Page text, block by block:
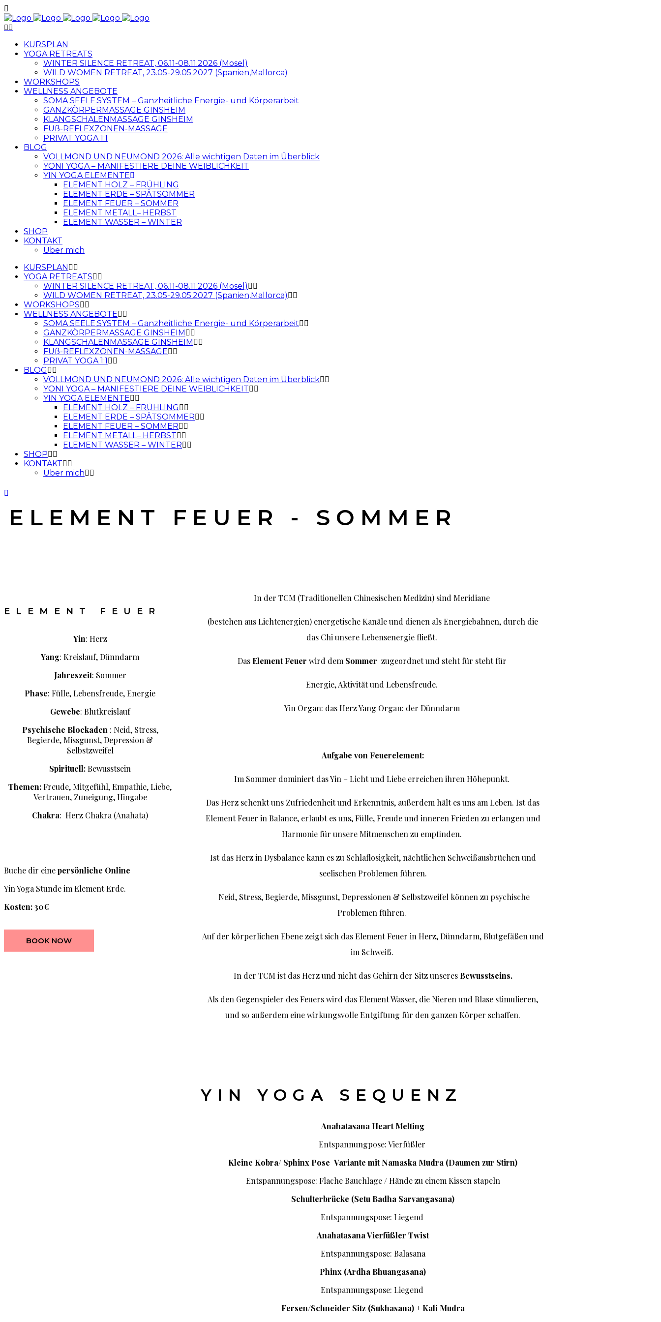
KURSPLAN
YOGA RETREATS
WINTER SILENCE RETREAT, 06.11-08.11.2026 (Mosel)
WILD WOMEN RETREAT, 23.05-29.05.2027 (Spanien,Mallorca)
WORKSHOPS
WELLNESS ANGEBOTE
SOMA.SEELE.SYSTEM – Ganzheitliche Energie- und Körperarbeit
GANZKÖRPERMASSAGE GINSHEIM
KLANGSCHALENMASSAGE GINSHEIM
FUß-REFLEXZONEN-MASSAGE
PRIVAT YOGA 1:1
BLOG
VOLLMOND UND NEUMOND 2026: Alle wichtigen Daten im Überblick
YONI YOGA – MANIFESTIERE DEINE WEIBLICHKEIT
YIN YOGA ELEMENTE
ELEMENT HOLZ – FRÜHLING
ELEMENT ERDE – SPÄTSOMMER
ELEMENT FEUER – SOMMER
ELEMENT METALL– HERBST
ELEMENT WASSER – WINTER
SHOP
KONTAKT
Über mich
KURSPLAN
YOGA RETREATS
WINTER SILENCE RETREAT, 06.11-08.11.2026 (Mosel)
WILD WOMEN RETREAT, 23.05-29.05.2027 (Spanien,Mallorca)
WORKSHOPS
WELLNESS ANGEBOTE
SOMA.SEELE.SYSTEM – Ganzheitliche Energie- und Körperarbeit
GANZKÖRPERMASSAGE GINSHEIM
KLANGSCHALENMASSAGE GINSHEIM
FUß-REFLEXZONEN-MASSAGE
PRIVAT YOGA 1:1
BLOG
VOLLMOND UND NEUMOND 2026: Alle wichtigen Daten im Überblick
YONI YOGA – MANIFESTIERE DEINE WEIBLICHKEIT
YIN YOGA ELEMENTE
ELEMENT HOLZ – FRÜHLING
ELEMENT ERDE – SPÄTSOMMER
ELEMENT FEUER – SOMMER
ELEMENT METALL– HERBST
ELEMENT WASSER – WINTER
SHOP
KONTAKT
Über mich
ELEMENT FEUER - SOMMER
ELEMENT FEUER
Yin: Herz
Yang: Kreislauf, Dünndarm
Jahreszeit: Sommer
Phase: Fülle, Lebensfreude, Energie
Gewebe: Blutkreislauf
Psychische Blockaden : Neid, Stress,
Begierde, Missgunst, Depression &
Selbstzweifel
Spirituell:Bewusstsein
Themen:Freude, Mitgefühl, Empathie, Liebe,
Vertrauen, Zuneigung, Hingabe
Chakra: Herz Chakra (Anahata)
Buche dir einepersönliche Online
Yin Yoga Stunde im Element Erde.
Kosten: 30€
BOOK NOW
In der TCM (Traditionellen Chinesischen Medizin) sind Meridiane
(bestehen aus Lichtenergien) energetische Kanäle und dienen als Energiebahnen, durch die
das Chi unsere Lebensenergie fließt.
Das Element Feuer wird dem Sommer zugeordnet und steht für steht für
Energie, Aktivität und Lebensfreude.
Yin Organ: das Herz Yang Organ: der Dünndarm
Aufgabe von Feuerelement:
Im Sommer dominiert das Yin – Licht und Liebe erreichen ihren Höhepunkt.
Das Herz schenkt uns Zufriedenheit und Erkenntnis, außerdem hält es uns am Leben. Ist das
Element Feuer in Balance, erlaubt es uns, Fülle, Freude und inneren Frieden zu erlangen und
Harmonie für unsere Mitmenschen zu empfinden.
Ist das Herz in Dysbalance kann es zu Schlaflosigkeit, nächtlichen Schweißausbrüchen und
seelischen Problemen führen.
Neid, Stress, Begierde, Missgunst, Depressionen & Selbstzweifel können zu psychische
Problemen führen.
Auf der körperlichen Ebene zeigt sich das Element Feuer in Herz, Dünndarm, Blutgefäßen und
im Schweiß.
In der TCM ist das Herz und nicht das Gehirn der Sitz unseres Bewusstseins.
Als den Gegenspieler des Feuers wird das Element Wasser, die Nieren und Blase stimulieren,
und so außerdem eine wirkungsvolle Entgiftung für den ganzen Körper schaffen.
YIN YOGA SEQUENZ
Anahatasana Heart Melting
Entspannungpose: Vierfüßler
Kleine Kobra/ Sphinx Pose Variante mit Namaska Mudra (Daumen zur Stirn)
Entspannungspose: Flache Bauchlage / Hände zu einem Kissen stapeln
Schulterbrücke (Setu Badha Sarvangasana)
Entspannungspose: Liegend
Anahatasana Vierfüßler Twist
Entspannungspose: Balasana
Phinx (Ardha Bhuangasana)
Entspannungspose: Liegend
Fersen/Schneider Sitz (Sukhasana) + Kali Mudra